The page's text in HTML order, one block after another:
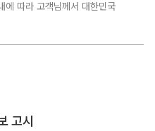
에 따라 고객님께서 대한민국
고시